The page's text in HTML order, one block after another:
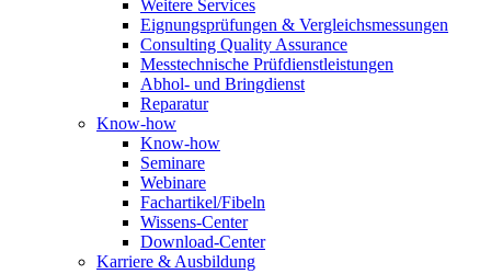
Weitere Services
Eignungsprüfungen & Vergleichsmessungen
Consulting Quality Assurance
Messtechnische Prüfdienstleistungen
Abhol- und Bringdienst
Reparatur
Know-how
Know-how
Seminare
Webinare
Fachartikel/Fibeln
Wissens-Center
Download-Center
Karriere & Ausbildung